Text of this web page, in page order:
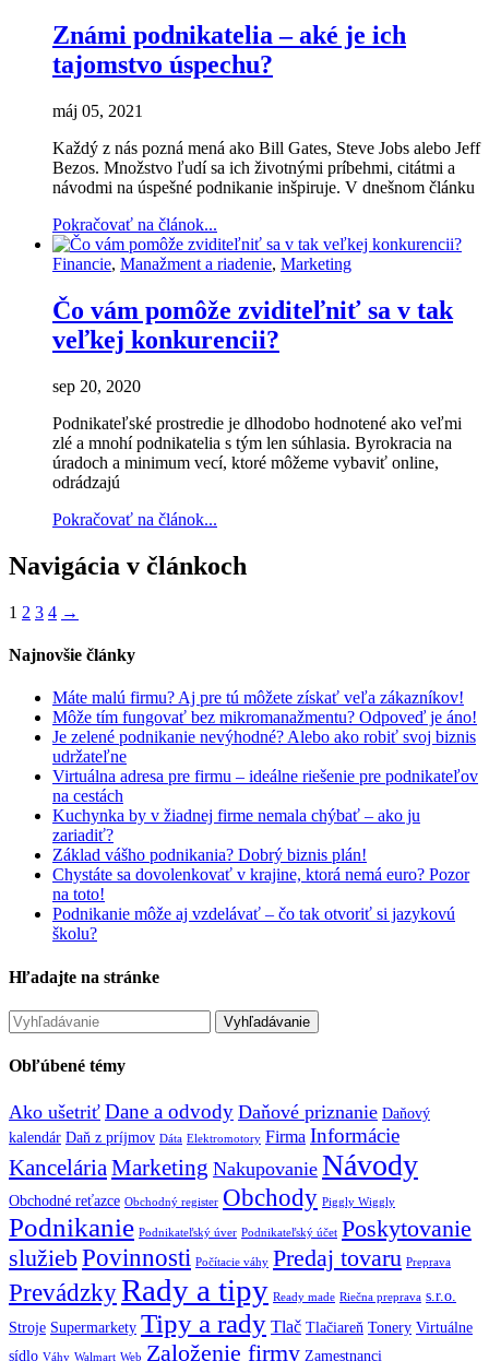
Známi podnikatelia – aké je ich
tajomstvo úspechu?
máj 05, 2021
Každý z nás pozná mená ako Bill Gates, Steve Jobs alebo Jeff
Bezos. Množstvo ľudí sa ich životnými príbehmi, citátmi a
návodmi na úspešné podnikanie inšpiruje. V dnešnom článku
Pokračovať na článok...
Financie, Manažment a riadenie, Marketing
Čo vám pomôže zviditeľniť sa v tak
veľkej konkurencii?
sep 20, 2020
Podnikateľské prostredie je dlhodobo hodnotené ako veľmi
zlé a mnohí podnikatelia s tým len súhlasia. Byrokracia na
úradoch a minimum vecí, ktoré môžeme vybaviť online,
odrádzajú
Pokračovať na článok...
Navigácia v článkoch
1 2 3 4 →
Najnovšie články
Máte malú firmu? Aj pre tú môžete získať veľa zákazníkov!
Môže tím fungovať bez mikromanažmentu? Odpoveď je áno!
Je zelené podnikanie nevýhodné? Alebo ako robiť svoj biznis
udržateľne
Virtuálna adresa pre firmu – ideálne riešenie pre podnikateľov
na cestách
Kuchynka by v žiadnej firme nemala chýbať – ako ju
zariadiť?
Základ vášho podnikania? Dobrý biznis plán!
Chystáte sa dovolenkovať v krajine, ktorá nemá euro? Pozor
na toto!
Podnikanie môže aj vzdelávať – čo tak otvoriť si jazykovú
školu?
Hľadajte na stránke
Obľúbené témy
Ako ušetriť Dane a odvody Daňové priznanie Daňový
kalendár Daň z príjmov Dáta Elektromotory Firma Informácie
Kancelária Marketing Nakupovanie Návody
Obchodné reťazce Obchodný register Obchody Piggly Wiggly
Podnikanie Podnikateľský úver Podnikateľský účet Poskytovanie
služiebPovinnosti Počítacie váhy Predaj tovaru Preprava
PrevádzkyRady a tipy Ready made Riečna preprava s.r.o.
Stroje Supermarkety Tipy a rady Tlač Tlačiareň Tonery Virtuálne
sídlo Váhy Walmart Web Založenie firmy Zamestnanci